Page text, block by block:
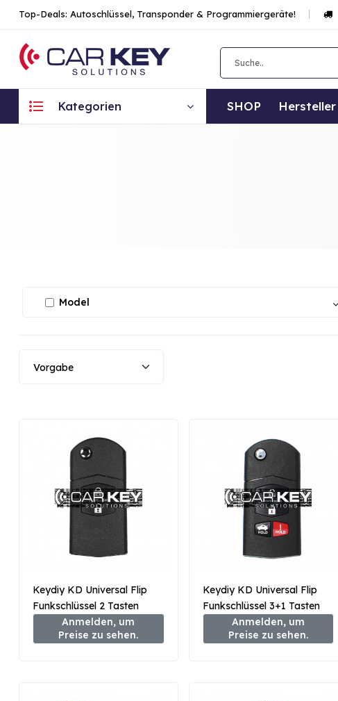
Top-Deals: Autoschlüssel, Transponder & Programmiergeräte!
Kategorien SHOP Hersteller
Model
Keydiy KD Universal Flip
Funkschlüssel 2 Tasten
Mazda Typ B14-2
Anmelden, um
Preise zu sehen.
Keydiy KD Universal Flip
Funkschlüssel 3+1 Tasten
Mazda Typ B14-3+1
Anmelden, um
Preise zu sehen.